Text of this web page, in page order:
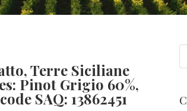
Terre Siciliane
Pinot Grigio 60%,
code SAQ: 13862451